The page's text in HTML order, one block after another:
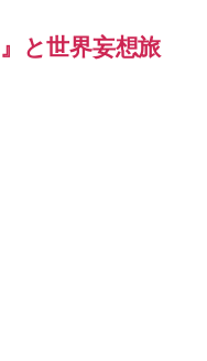
と世界妄想旅